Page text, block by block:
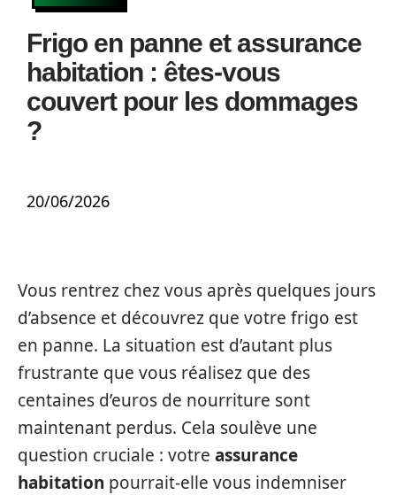
Frigo en panne et assurance
habitation : êtes-vous
couvert pour les dommages
?
20/06/2026
Vous rentrez chez vous après quelques jours
d’absence et découvrez que votre frigo est
en panne. La situation est d’autant plus
frustrante que vous réalisez que des
centaines d’euros de nourriture sont
maintenant perdus. Cela soulève une
question cruciale : votre assurance
habitation pourrait-elle vous indemniser